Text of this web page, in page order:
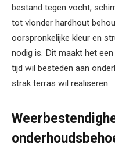
bestand tegen vocht,
tot vlonder hardhout
oorspronkelijke kleur en
nodig is. Dit maakt het
tijd wil besteden aan
strak terras wil realiseren.